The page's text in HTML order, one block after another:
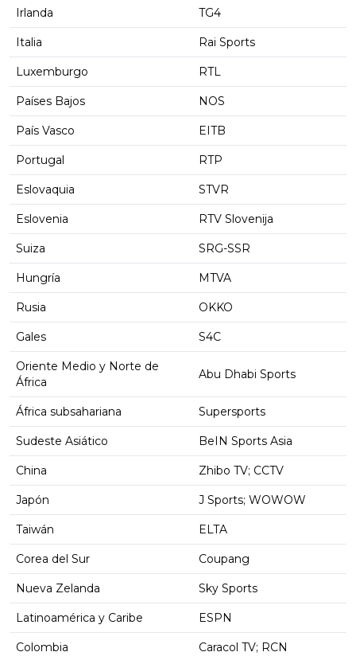
Irlanda TG4
Italia Rai Sports
Luxemburgo RTL
Países Bajos NOS
País Vasco EITB
Portugal RTP
Eslovaquia STVR
Eslovenia RTV Slovenija
Suiza SRG-SSR
Hungría MTVA
Rusia OKKO
Gales S4C
Oriente Medio y Norte de
África
Abu Dhabi Sports
África subsahariana Supersports
Sudeste Asiático BeIN Sports Asia
China Zhibo TV; CCTV
Japón J Sports; WOWOW
Taiwán ELTA
Corea del Sur Coupang
Nueva Zelanda Sky Sports
Latinoamérica y Caribe ESPN
Colombia Caracol TV; RCN